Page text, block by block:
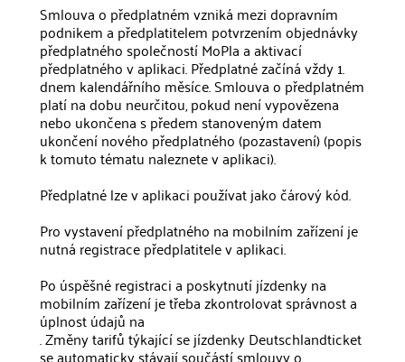
Smlouva o předplatném vzniká mezi dopravním
podnikem a předplatitelem potvrzením objednávky
předplatného společností MoPla a aktivací
předplatného v aplikaci. Předplatné začíná vždy 1.
dnem kalendářního měsíce. Smlouva o předplatném
platí na dobu neurčitou, pokud není vypovězena
nebo ukončena s předem stanoveným datem
ukončení nového předplatného (pozastavení) (popis
k tomuto tématu naleznete v aplikaci).
Předplatné lze v aplikaci používat jako čárový kód.
Pro vystavení předplatného na mobilním zařízení je
nutná registrace předplatitele v aplikaci.
Po úspěšné registraci a poskytnutí jízdenky na
mobilním zařízení je třeba zkontrolovat správnost a
úplnost údajů na
. Změny tarifů týkající se jízdenky Deutschlandticket
se automaticky stávají součástí smlouvy o